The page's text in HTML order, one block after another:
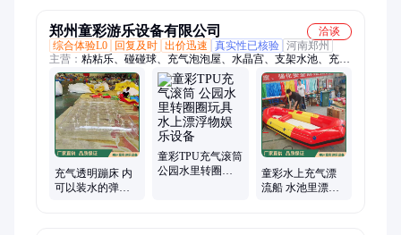
郑州童彩游乐设备有限公司
洽谈
综合体验L0
回复及时 出价迅速 真实性已核验 河南郑州
主营： 粘粘乐、碰碰球、充气泡泡屋、水晶宫、支架水池、充气
水池、充气玩具、灭火玩具、滑梯玩具、游戏玩具、气卡通、撞
撞球、跷跷板、彩虹门、羽毛球拍、气模帐篷、训练器材、充气
城堡、消防帐篷、充气车轮、滑梯城堡、足球蹦床、充气套圈、
运动道具、充气攀岩
充气透明蹦床 内
可以装水的弹跳
童彩TPU充气滚筒
公园水里转圈圈
童彩水上充气漂
流船 水池里漂浮